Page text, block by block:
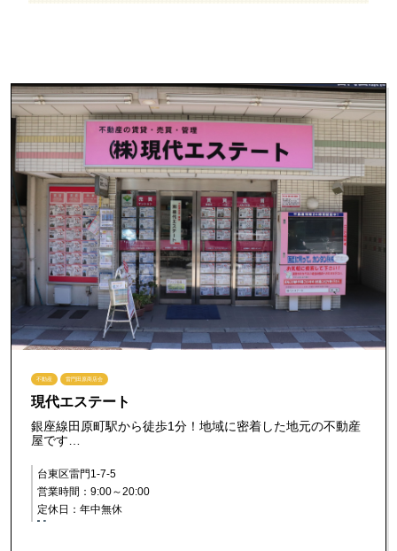
不動産 雷門田原商店会
現代エステート
銀座線田原町駅から徒歩1分！地域に密着した地元の不動産
屋です…
台東区雷門1-7-5
営業時間：9:00～20:00
定休日：年中無休